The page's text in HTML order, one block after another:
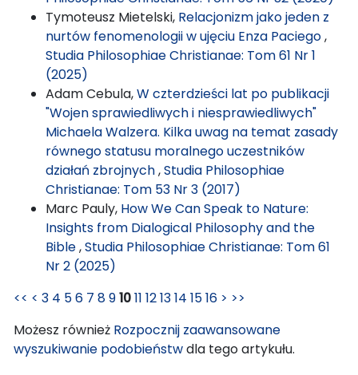
Tymoteusz Mietelski, Relacjonizm jako jeden z
nurtów fenomenologii w ujęciu Enza Paciego,
Studia Philosophiae Christianae: Tom 61 Nr 1
(2025)
Adam Cebula,W czterdzieści lat po publikacji
"Wojen sprawiedliwych i niesprawiedliwych"
Michaela Walzera. Kilka uwag na temat zasady
równego statusu moralnego uczestników
działań zbrojnych,Studia Philosophiae
Christianae: Tom 53 Nr 3 (2017)
Marc Pauly, How We Can Speak to Nature:
Insights from Dialogical Philosophy and the
Bible,Studia Philosophiae Christianae: Tom 61
Nr 2 (2025)
<< < 3 4 56 7 891011 121314 1516 > >>
Możesz również Rozpocznij zaawansowane
wyszukiwanie podobieństwdla tego artykułu.